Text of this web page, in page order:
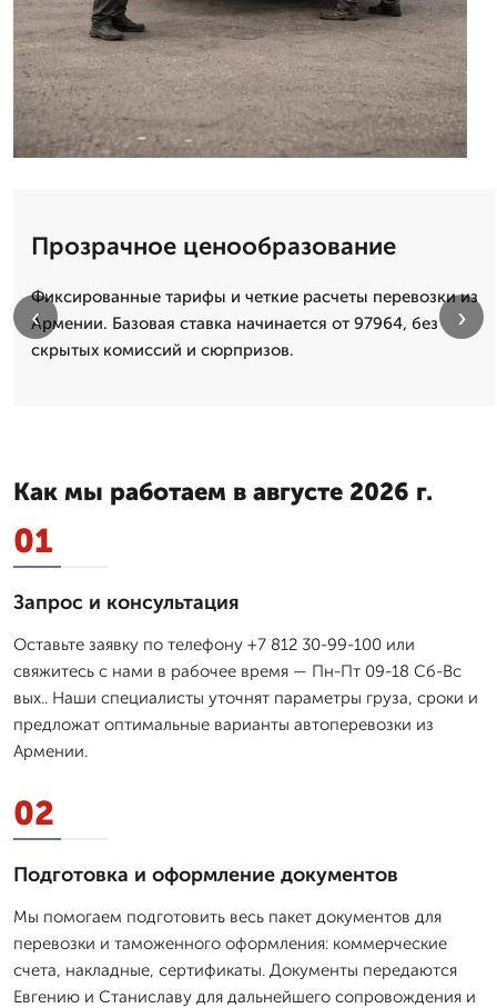
Прозрачное ценообразование
Фиксированные тарифы и четкие расчеты перевозки из
Армении. Базовая ставка начинается от 97964, без
скрытых комиссий и сюрпризов.
‹ ›
Как мы работаем в августе 2026 г.
01
Запрос и консультация
Оставьте заявку по телефону +7 812 30-99-100 или
свяжитесь с нами в рабочее время — Пн-Пт 09-18 Сб-Вс
вых.. Наши специалисты уточнят параметры груза, сроки и
предложат оптимальные варианты автоперевозки из
Армении.
02
Подготовка и оформление документов
Мы помогаем подготовить весь пакет документов для
перевозки и таможенного оформления: коммерческие
счета, накладные, сертификаты. Документы передаются
Евгению и Станиславу для дальнейшего сопровождения и